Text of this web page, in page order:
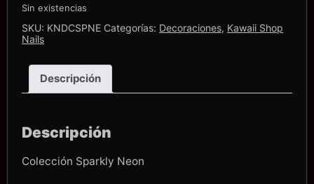
Sin existencias
SKU: KNDCSPNE Categorías: Decoraciones, Kawaii Shop
Nails
Descripción
Descripción
Colección Sparkly Neon